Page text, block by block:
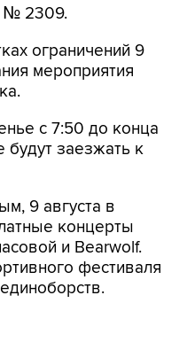
№ 2309.
ограничений 9
мероприятия
с 7:50 до конца
будут заезжать к
9 августа в
концерты
и Bearwolf.
фестиваля